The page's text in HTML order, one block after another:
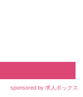
sponsored by 求人ボックス